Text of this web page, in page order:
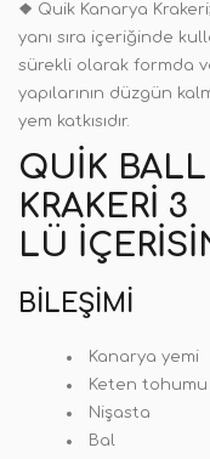
❖ Quik Kanarya
yanı sıra içeriğinde
sürekli olarak formda
yapılarının düzgün
yem katkısıdır.
QUIK
KRAKERI 3
LÜ
BILEŞIMI
Kanarya yemi
Keten tohumu
Nişasta
Bal